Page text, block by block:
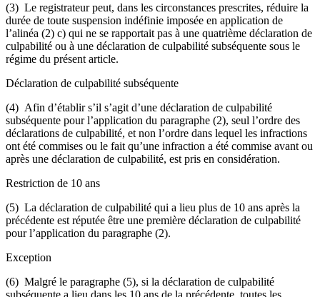
(3) Le registrateur peut, dans les circonstances prescrites, réduire la
durée de toute suspension indéfinie imposée en application de
l’alinéa (2) c) qui ne se rapportait pas à une quatrième déclaration de
culpabilité ou à une déclaration de culpabilité subséquente sous le
régime du présent article.
Déclaration de culpabilité subséquente
(4) Afin d’établir s’il s’agit d’une déclaration de culpabilité
subséquente pour l’application du paragraphe (2), seul l’ordre des
déclarations de culpabilité, et non l’ordre dans lequel les infractions
ont été commises ou le fait qu’une infraction a été commise avant ou
après une déclaration de culpabilité, est pris en considération.
Restriction de 10 ans
(5) La déclaration de culpabilité qui a lieu plus de 10 ans après la
précédente est réputée être une première déclaration de culpabilité
pour l’application du paragraphe (2).
Exception
(6) Malgré le paragraphe (5), si la déclaration de culpabilité
subséquente a lieu dans les 10 ans de la précédente, toutes les